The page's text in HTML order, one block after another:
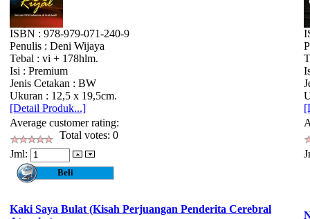
ISBN : 978-979-071-240-9
Penulis : Deni Wijaya
Tebal : vi + 178hlm.
Isi : Premium
Jenis Cetakan : BW
Ukuran : 12,5 x 19,5cm.
[Detail Produk...]
Average customer rating:
Total votes: 0
Jml:
Kaki Saya Bulat (Kisah Perjuangan Penderita Cerebral